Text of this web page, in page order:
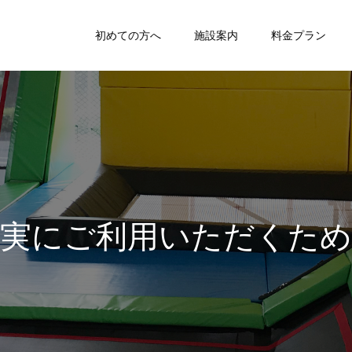
初めての方へ 施設案内 料金プラン
ご利用いただくための